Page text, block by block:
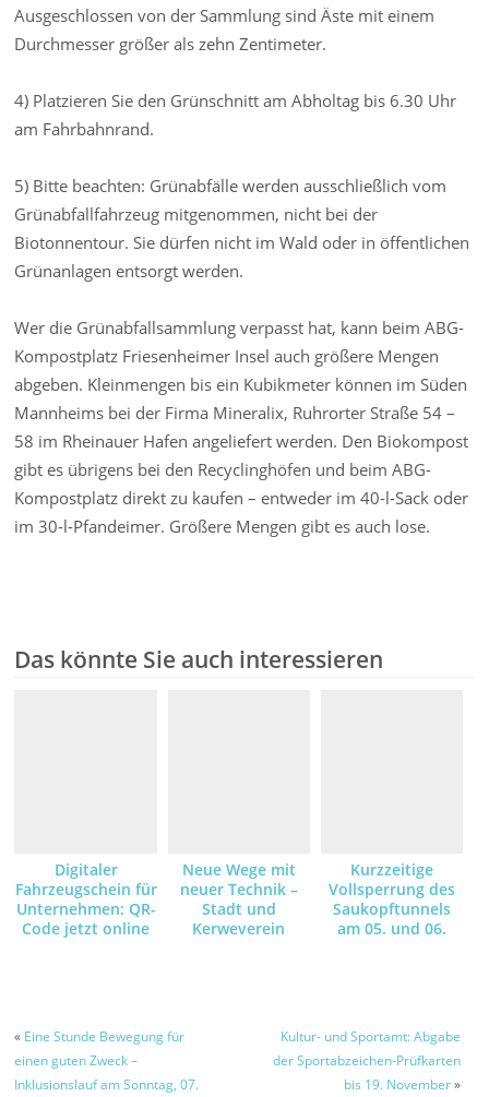
Ausgeschlossen von der Sammlung sind Äste mit einem
Durchmesser größer als zehn Zentimeter.
4) Platzieren Sie den Grünschnitt am Abholtag bis 6.30 Uhr
am Fahrbahnrand.
5) Bitte beachten: Grünabfälle werden ausschließlich vom
Grünabfallfahrzeug mitgenommen, nicht bei der
Biotonnentour. Sie dürfen nicht im Wald oder in öffentlichen
Grünanlagen entsorgt werden.
Wer die Grünabfallsammlung verpasst hat, kann beim ABG-
Kompostplatz Friesenheimer Insel auch größere Mengen
abgeben. Kleinmengen bis ein Kubikmeter können im Süden
Mannheims bei der Firma Mineralix, Ruhrorter Straße 54 –
58 im Rheinauer Hafen angeliefert werden. Den Biokompost
gibt es übrigens bei den Recyclinghöfen und beim ABG-
Kompostplatz direkt zu kaufen – entweder im 40-l-Sack oder
im 30-l-Pfandeimer. Größere Mengen gibt es auch lose.
Das könnte Sie auch interessieren
Digitaler
Fahrzeugschein für
Unternehmen: QR-
Code jetzt online
Neue Wege mit
neuer Technik –
Stadt und
Kerweverein
Brandgefahr mit
LED-Leuchten
Kurzzeitige
Vollsperrung des
Saukopftunnels
am 05. und 06.
ist ausgeschildert
« Eine Stunde Bewegung für
einen guten Zweck –
Inklusionslauf am Sonntag, 07.
Kultur- und Sportamt: Abgabe
der Sportabzeichen-Prüfkarten
bis 19. November»